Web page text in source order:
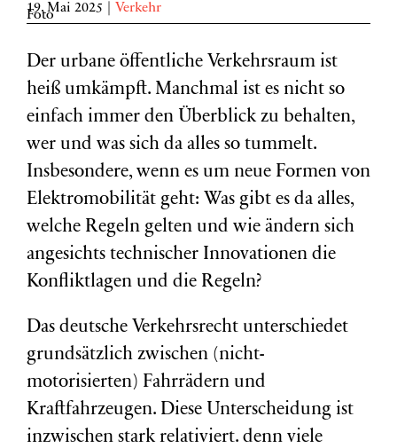
19. Mai 2025 Verkehr
Der urbane öffentliche Verkehrsraum ist
heiß umkämpft. Manchmal ist es nicht so
einfach immer den Überblick zu behalten,
wer und was sich da alles so tummelt.
Insbesondere, wenn es um neue Formen von
Elektromobilität geht: Was gibt es da alles,
welche Regeln gelten und wie ändern sich
angesichts technischer Innovationen die
Konfliktlagen und die Regeln?
Das deutsche Verkehrsrecht unterschiedet
grundsätzlich zwischen (nicht-
motorisierten) Fahrrädern und
Kraftfahrzeugen. Diese Unterscheidung ist
inzwischen stark relativiert. denn viele